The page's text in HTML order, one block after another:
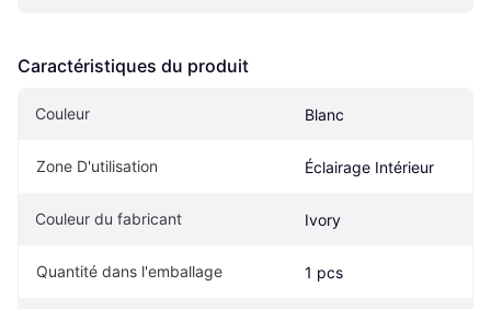
Caractéristiques du produit
Couleur Blanc
Zone D'utilisation Éclairage Intérieur
Couleur du fabricant Ivory
Quantité dans l'emballage 1 pcs